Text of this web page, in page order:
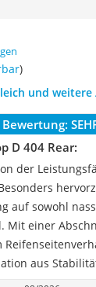
)
und weitere
Bewertung:
D 404 Rear:
der
auf sowohl
Mit einer
aus